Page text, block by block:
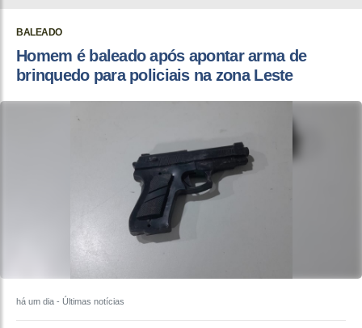
BALEADO
Homem é baleado após apontar arma de
brinquedo para policiais na zona Leste
há um dia - Últimas notícias